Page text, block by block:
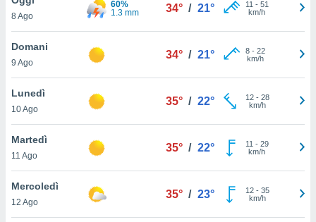
è
al sito
di
ci
di
il
un
la
8 Ago
60%
1.3 mm
34° / 21° 11 - 51
km/h
Domani
9 Ago
34° / 21° 8- 22
km/h
Lunedì
10 Ago
35° / 22° 12- 28
km/h
Martedì
11 Ago
35° / 22° 11 - 29
km/h
Mercoledì
12 Ago
35° / 23° 12- 35
km/h